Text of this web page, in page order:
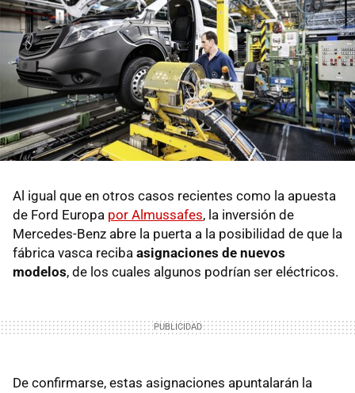
Al igual que en otros casos recientes como la apuesta
de Ford Europa por Almussafes, la inversión de
Mercedes-Benz abre la puerta a la posibilidad de que la
fábrica vasca reciba asignaciones de nuevos
modelos, de los cuales algunos podrían ser eléctricos.
De confirmarse, estas asignaciones apuntalarán la